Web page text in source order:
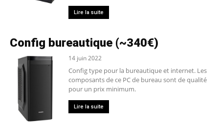
Lire la suite
Config bureautique (~340€)
14 juin 2022
Config type pour la bureautique et internet. Les
composants de ce PC de bureau sont de qualité
pour un prix minimum.
Lire la suite